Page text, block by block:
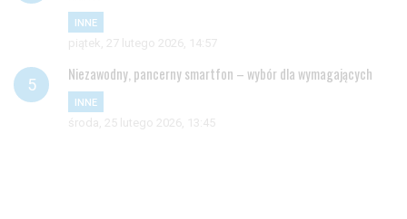
INNE
piątek, 27 lutego 2026, 14:57
Niezawodny, pancerny smartfon – wybór dla wymagających
INNE
środa, 25 lutego 2026, 13:45